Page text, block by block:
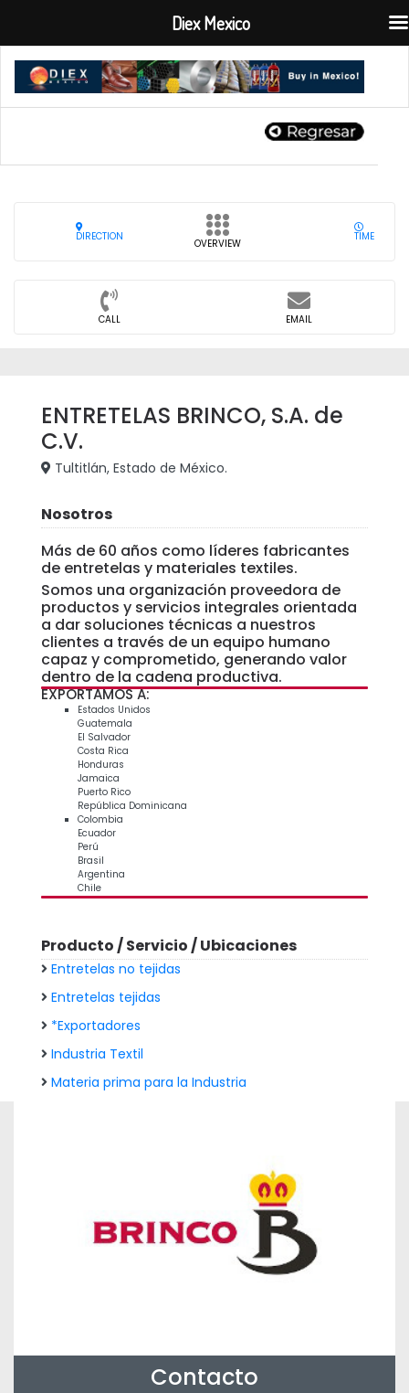
DIRECTION
OVERVIEW
TIME
CALL EMAIL
ENTRETELAS BRINCO, S.A. de
C.V.
Tultitlán, Estado de México.
Nosotros
Más de 60 años como líderes fabricantes
de entretelas y materiales textiles.
Somos una organización proveedora de
productos y servicios integrales orientada
a dar soluciones técnicas a nuestros
clientes a través de un equipo humano
capaz y comprometido, generando valor
dentro de la cadena productiva.
EXPORTAMOS A:
Estados Unidos
Guatemala
El Salvador
Costa Rica
Honduras
Jamaica
Puerto Rico
República Dominicana
Colombia
Ecuador
Perú
Brasil
Argentina
Chile
Producto / Servicio / Ubicaciones
Entretelas no tejidas
Entretelas tejidas
*Exportadores
Industria Textil
Materia prima para la Industria
Contacto
Diex Mexico